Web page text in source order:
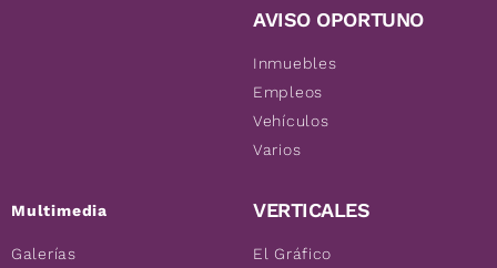
Multimedia
Galerías
AVISO OPORTUNO
Inmuebles
Empleos
Vehículos
Varios
VERTICALES
El Gráfico